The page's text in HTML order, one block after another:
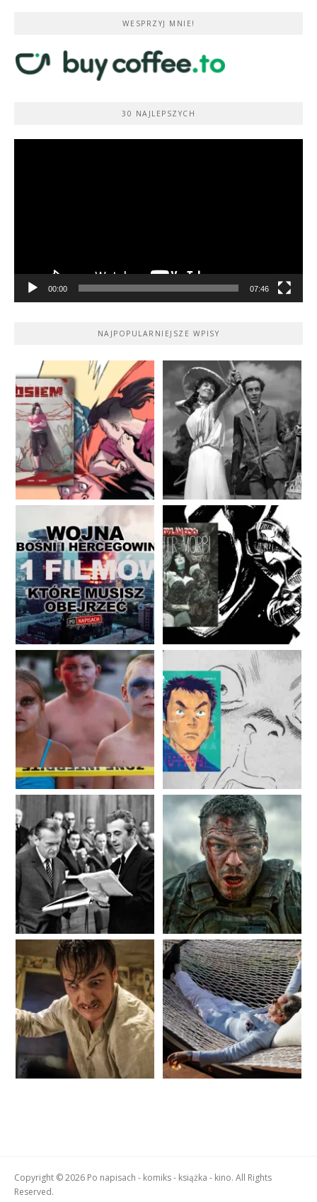
WESPRZYJ MNIE!
30 NAJLEPSZYCH
00:00 07:46
NAJPOPULARNIEJSZE WPISY
Copyright © 2026 Po napisach - komiks - książka - kino. All Rights
Reserved.